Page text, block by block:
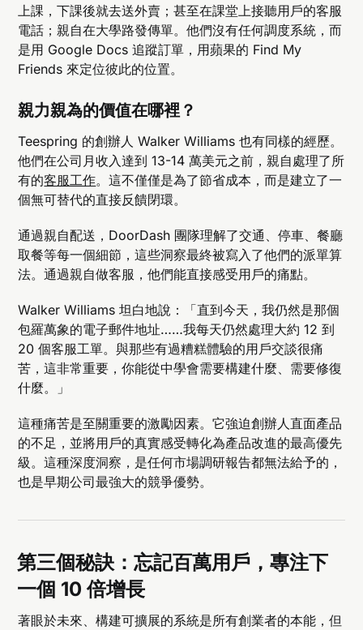
上課，下課後就去送外賣；甚至在課堂上接聽用戶的客服
電話；親自在大學路發傳單。他們沒有任何調度系統，而
是用 Google Docs 追蹤訂單，用蘋果的 Find My
Friends 來定位彼此的位置。
親力親為的價值在哪裡？
Teespring 的創辦人 Walker Williams 也有同樣的經歷。
他們在公司月收入達到 13-14 萬美元之前，親自處理了所
有的客服工作。這不僅僅是為了節省成本，而是建立了一
個無可替代的直接反饋閉環。
通過親自配送，DoorDash 團隊理解了交通、停車、餐廳
取餐等每一個細節，這些洞察最終被寫入了他們的派單算
法。通過親自做客服，他們能直接感受用戶的痛點。
Walker Williams 坦白地說：「直到今天，我仍然是那個
包羅萬象的電子郵件地址……我每天仍然處理大約 12 到
20 個客服工單。與那些有過糟糕體驗的用戶交談很痛
苦，這非常重要，你能從中學會需要構建什麼、需要修復
什麼。」
這種痛苦是至關重要的激勵因素。它強迫創辦人直面產品
的不足，並將用戶的真實感受轉化為產品改進的最高優先
級。這種深度洞察，是任何市場調研報告都無法給予的，
也是早期公司最強大的競爭優勢。
第三個秘訣：忘記百萬用戶，專注下
一個 10 倍增長
著眼於未來、構建可擴展的系統是所有創業者的本能，但